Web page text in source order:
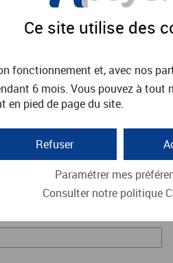
Ce site utilise des
fonctionnement et, avec nos
6 mois. Vous pouvez à tout
en pied de page du site.
Refuser
Paramétrer mes
Consulter notre politique